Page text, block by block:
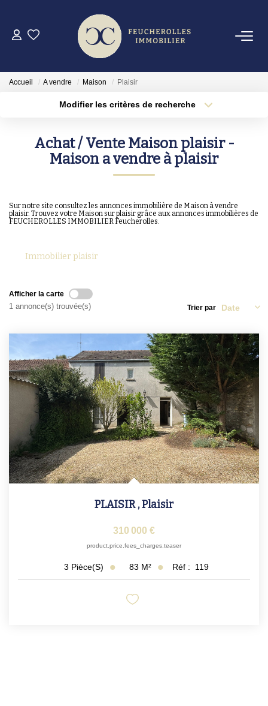
AGENCE
Accueil A vendre Maison Plaisir
Modifier les critères de recherche
Sélectionnez...
Type de bien
Surface min
Créer une alerte
Achat / Vente Maison plaisir -
Maison a vendre à plaisir
Sur notre site consultez les annonces immobilière de Maison à vendre
plaisir. Trouvez votre Maison sur plaisir grâce aux annonces immobilières de
FEUCHEROLLES IMMOBILIER Feucherolles.
Immobilier plaisir
Afficher la carte
1 annonce(s) trouvée(s) Trier par
PLAISIR ,Plaisir
310 000 €
product.price.fees_charges.teaser
3 Pièce(s) 83 M² Réf : 119